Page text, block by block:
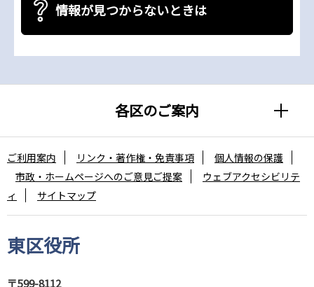
情報が見つからないときは
各区のご案内
東区役所
〒599-8112
ご利用案内 リンク・著作権・免責事項
個人情報の保護
市政・ホームページへのご意見ご提案
ウェブアクセシビリテ
ィ
サイトマップ